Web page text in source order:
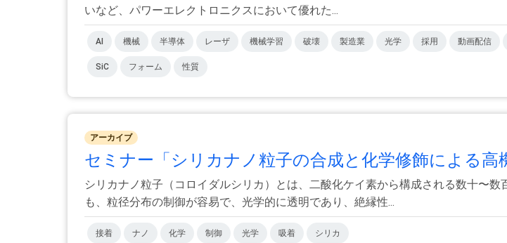
いなど、パワーエレクトロニクスにおいて優れた...
AI 機械 半導体 レーザ 機械学習 破壊 製造業 光学 採用 動画配信
SiC フォーム 性質
アーカイブ
セミナー「シリカナノ粒子の合成と化学修飾による高
シリカナノ粒子（コロイダルシリカ）とは、二酸化ケイ素から構成される数十〜
も、粒径分布の制御が容易で、光学的に透明であり、絶縁性...
接着 ナノ 化学 制御 光学 吸着 シリカ